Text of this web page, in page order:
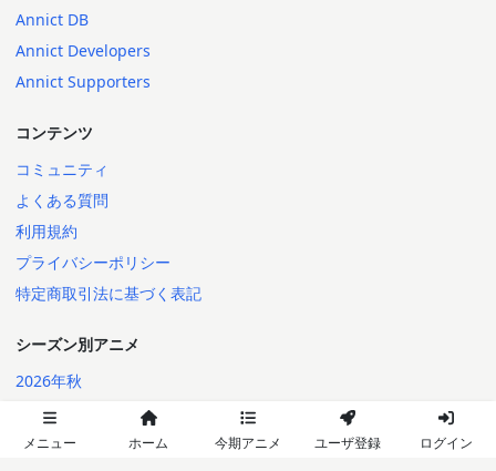
Annict DB
Annict Developers
Annict Supporters
コンテンツ
コミュニティ
よくある質問
利用規約
プライバシーポリシー
特定商取引法に基づく表記
シーズン別アニメ
2026年秋
2026年夏
2026年春
メニュー ホーム 今期アニメ ユーザ登録 ログイン